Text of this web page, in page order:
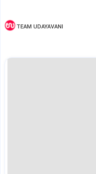
TEAM UDAYAVANI